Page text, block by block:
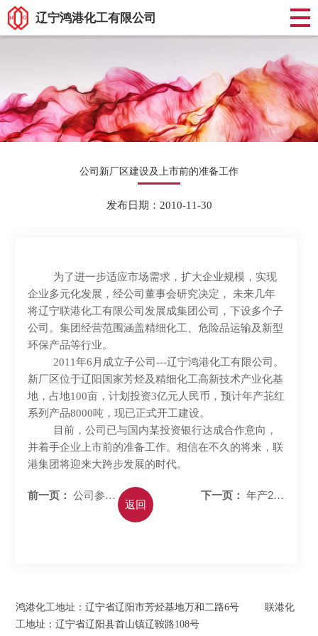
辽宁鸿港化工有限公司
公司新厂区建设及上市前的准备工作
发布日期：2010-11-30
为了进一步适应市场需求，扩大企业规模，实现
企业多元化发展，经公司董事会研究决定， 未来几年
将辽宁联港化工有限公司发展成集团公司，下设多个子
公司。集团经营范围涵盖精细化工、危险品运输及新型
环保产品等行业。
2011年6月成立子公司---辽宁鸿港化工有限公司。
新厂区位于辽阳国家芳烃及精细化工高新技术产业化基
地，占地100亩，计划投资3亿元人民币，预计年产苝红
系列产品8000吨，现已正式开工建设。
目前，公司已与国内某投资银行达成合作意向，
并着手企业上市前的准备工作。相信在不久的将来，联
港集团将迎来大跨步发展的时代。
前一页：
公司参加
返回
下一页：
年产200
​鸿港化工地址：辽宁省辽阳市芳烃基地万和二路6号 联港化
工地址：辽宁省辽阳县首山镇辽鞍路108号